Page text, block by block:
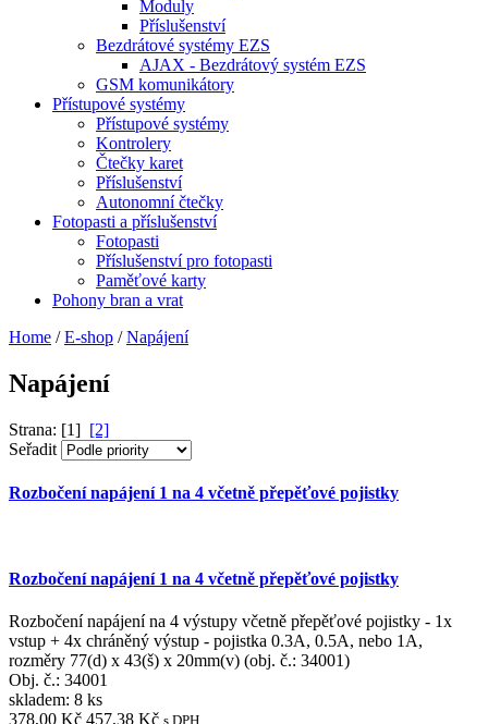
Moduly
Příslušenství
Bezdrátové systémy EZS
AJAX - Bezdrátový systém EZS
GSM komunikátory
Přístupové systémy
Přístupové systémy
Kontrolery
Čtečky karet
Příslušenství
Autonomní čtečky
Fotopasti a příslušenství
Fotopasti
Příslušenství pro fotopasti
Paměťové karty
Pohony bran a vrat
Home / E-shop / Napájení
Napájení
Strana: [1] [2]
Seřadit
Rozbočení napájení 1 na 4 včetně přepěťové pojistky
Rozbočení napájení 1 na 4 včetně přepěťové pojistky
Rozbočení napájení na 4 výstupy včetně přepěťové pojistky - 1x
vstup + 4x chráněný výstup - pojistka 0.3A, 0.5A, nebo 1A,
rozměry 77(d) x 43(š) x 20mm(v) (obj. č.: 34001)
Obj. č.: 34001
skladem: 8 ks
378,00 Kč 457,38 Kč s DPH